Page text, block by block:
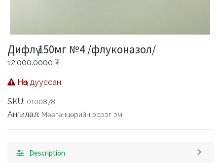
Дифлү 150мг №4 /флуконазол/
12'000.0000 ₮
Нөөц дууссан
SKU: 0100878
Ангилал: Мөөгөнцөрийн эсрэг эм
Description